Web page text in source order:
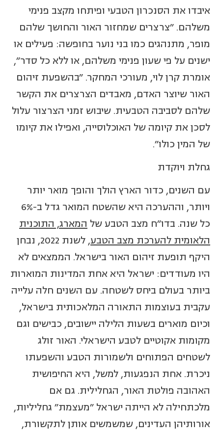
איבדו את הסנכרון הטבעי ופיתחו מקצב פנימי
משלהם. "צרצרים שמחזור האור והחושך שלהם
מופר, מתנהגים כמו בני נוער בחופשה: פעילים או
ישנים על פי שעון פנימי משלהם, או ללא כל סדר",
אומרת קרן לוי, מעורכי המחקר. "בהשפעת זיהום
האור שיוצר האדם, מאבדים הצרצרים את הקשר
שלהם לסביבה הטבעית. שיבוש זמני הצרצור עלול
לסכן את קיומה של האוכלוסייה, ואפילו את קיומו
של המין כולו".
גחלת ויוקדת
עם השנים, כדור הארץ הולך והופך מואר יותר
ויותר, וההערכה היא שהשטח המואר גדל ב-6%
כל שנה. בדו"ח מצב הטבע של המארג, התוכנית
הלאומית להערכת מצב הטבע
, לשנת 2022, נבחן
היקף תופעת זיהום האור בישראל. הממצאים לא
היו מעודדים: ישראל היא אחת המדינות המוארות
ביותר בעולם ביחס לשטחה. עם השנים חלה עלייה
עקבית בעוצמות התאורה המלאכותית בישראל,
וכיום מוארים בשעות הלילה יישובים, כבישים וגם
מקומות אקוטיים לטבע הישראלי. האור זולג
לשטחים הפתוחים ולשמורות הטבע והשפעתו
ניכרת. אחת הנפגעות, למשל, היא החיפושית
האהובה פולטת האור, הגחלילית. גם אם
מלכתחילה לא הייתה ישראל "מעצמת" גחליליות,
אורותיהן העדינים, שמשמשים אותן לתקשורת,